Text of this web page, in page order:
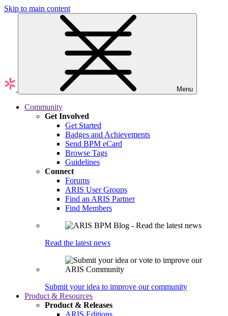
Skip to main content
Menu
Community
Get Involved
Get Started
Badges and Achievements
Send BPM eCard
Browse Tags
Guidelines
Connect
Forums
ARIS User Groups
Find an ARIS Partner
Find Members
Read the latest news
Submit your idea to improve our community
Product & Resources
Product & Releases
ARIS Editions